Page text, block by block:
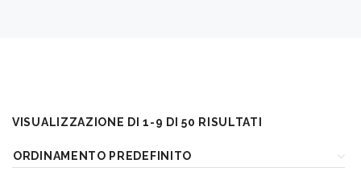
VISUALIZZAZIONE DI 1-9 DI 50 RISULTATI